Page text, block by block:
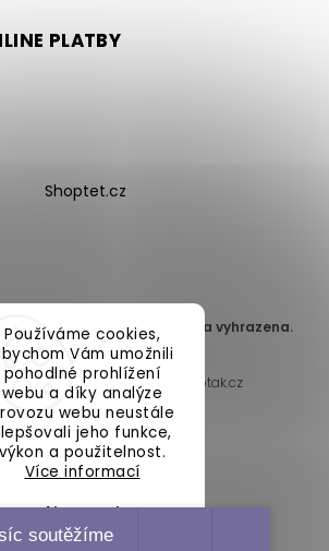
Používáme cookies,
Vám umožnili
pohodlné prohlížení
webu a díky analýze
webu neustále
jeho funkce,
výkon a použitelnost.
Více informací
Nastavení
PLATBY
Shoptet.cz
DomaLEP s.r.o. . Všechna práva vyhrazena.
nastavení cookies
vytvořil a nakódoval
Shoptak.cz
soutěžíme